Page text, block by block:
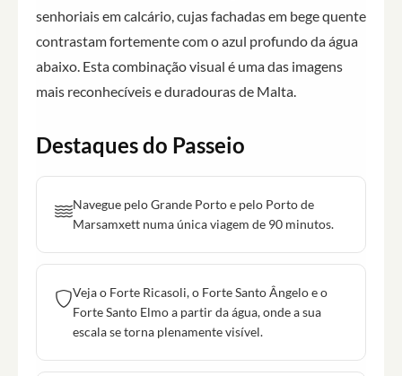
senhoriais em calcário, cujas fachadas em bege quente
contrastam fortemente com o azul profundo da água
abaixo. Esta combinação visual é uma das imagens
mais reconhecíveis e duradouras de Malta.
Destaques do Passeio
Navegue pelo Grande Porto e pelo Porto de
Marsamxett numa única viagem de 90 minutos.
Veja o Forte Ricasoli, o Forte Santo Ângelo e o
Forte Santo Elmo a partir da água, onde a sua
escala se torna plenamente visível.